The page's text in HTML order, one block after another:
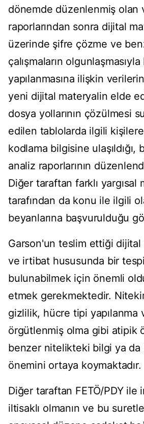
dönemde düzenlenmiş olan
raporlarından sonra dijital
üzerinde şifre çözme ve
çalışmaların
yapılanmasına ilişkin
yeni dijital materyalin elde
dosya yollarının çözülmesi
edilen tablolarda ilgili
kodlama bilgisine ulaşıldığı,
analiz raporlarının
Diğer taraftan farklı yargısal
tarafından da konu ile ilgili
beyanlarına başvurulduğu
Garson'un teslim ettiği
ve irtibat hususunda bir
bulunabilmek için önemli
etmek gerekmektedir.
gizlilik, hücre tipi yapılanma
örgütlenmiş olma gibi atipik
benzer nitelikteki bilgi ya da
önemini ortaya koymaktadır.
Diğer taraftan FETÖ/PDY ile
iltisaklı olmanın ve bu